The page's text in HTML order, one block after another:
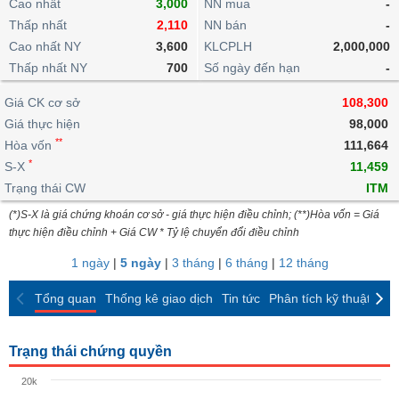
Giao
dịch
nội
bộ
Niên
giám
Tài
liệu
cổ
đông
Định
giá
Nước
ngoài
Tự
doanh
Top
cổ
phiếu
Bản
Thống
giao
dịch
dịch
Chứng
quyền
Tổng
quan
Thống
kê
dịch
Định
Thống
kê
giao
dịch
Tin
tức
tích
kỹ
thuật
Bảng
giá
Bộ
lọc
cổ
phiếu
cổ
Báo
mô
lai
Chứng
quyền
Trái
phiếu
doanh
nghiệp
Đào
Dịch
vụ
Cao nhất
3,000
Thấp nhất
2,110
Cao nhất NY
3,600
Thấp nhất NY
700
NN mua
-
NN bán
-
KLCPLH
2,000,000
Số ngày đến hạn
-
Giá CK cơ sở
108,300
Giá thực hiện
98,000
Hòa vốn **
111,664
S-X *
11,459
Trạng thái CW
ITM
(*)S-X là giá chứng khoán cơ sở - giá thực hiện điều chỉnh; (**)Hòa vốn = Giá
thực hiện điều chỉnh + Giá CW * Tỷ lệ chuyển đổi điều chỉnh
1 ngày| 5 ngày| 3 tháng | 6 tháng | 12 tháng
Tổng quan Thống kê giao dịch Tin tức Phân tích kỹ thuật
Trạng thái chứng quyền
20k
BẤT
ĐỘNG
SẢN
TÀI
CHÍNH
HÀNG
HÓA
KINH
TẾ
THẾ